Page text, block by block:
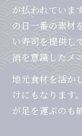
が払われていま
の日一番の素材
い寿司を提供し
消を意識したメ
地元食材を活か
けにもなります
が足を運ぶのも